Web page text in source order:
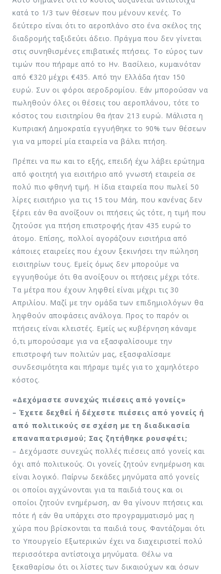
κατά το 1/3 των θέσεων που μένουν κενές. Το
δεύτερο είναι ότι το αεροπλάνο στο ένα σκέλος της
διαδρομής ταξιδεύει άδειο. Πράγμα που δεν γίνεται
στις συνηθισμένες επιβατικές πτήσεις. Το εύρος των
τιμών που πήραμε από το Ην. Βασίλειο, κυμαινόταν
από €320 μέχρι €435. Από την Ελλάδα ήταν 150
ευρώ. Συν οι φόροι αεροδρομίου. Εάν μπορούσαν να
πωληθούν όλες οι θέσεις του αεροπλάνου, τότε το
κόστος του εισιτηρίου θα ήταν 213 ευρώ. Μάλιστα η
Κυπριακή Δημοκρατία εγγυήθηκε το 90% των θέσεων
για να μπορεί μία εταιρεία να βάλει πτήση.
Πρέπει να πω και το εξής, επειδή έχω λάβει ερώτημα
από φοιτητή για εισιτήριο από γνωστή εταιρεία σε
πολύ πιο φθηνή τιμή. Η ίδια εταιρεία που πωλεί 50
λίρες εισιτήριο για τις 15 του Μάη, που κανένας δεν
ξέρει εάν θα ανοίξουν οι πτήσεις ώς τότε, η τιμή που
ζητούσε για πτήση επιστροφής ήταν 435 ευρώ το
άτομο. Επίσης, πολλοί αγοράζουν εισιτήρια από
κάποιες εταιρείες που έχουν ξεκινήσει την πώληση
εισιτηρίων τους. Εμείς όμως δεν μπορούμε να
εγγυηθούμε ότι θα ανοίξουν οι πτήσεις μέχρι τότε.
Τα μέτρα που έχουν ληφθεί είναι μέχρι τις 30
Απριλίου. Μαζί με την ομάδα των επιδημιολόγων θα
ληφθούν αποφάσεις ανάλογα. Προς το παρόν οι
πτήσεις είναι κλειστές. Εμείς ως κυβέρνηση κάναμε
ό,τι μπορούσαμε για να εξασφαλίσουμε την
επιστροφή των πολιτών μας, εξασφαλίσαμε
συνδεσιμότητα και πήραμε τιμές για το χαμηλότερο
κόστος.
«Δεχόμαστε συνεχώς πιέσεις από γονείς»
– Έχετε δεχθεί ή δέχεστε πιέσεις από γονείς ή
από πολιτικούς σε σχέση με τη διαδικασία
επαναπατρισμού; Σας ζητήθηκε ρουσφέτι;
– Δεχόμαστε συνεχώς πολλές πιέσεις από γονείς και
όχι από πολιτικούς. Οι γονείς ζητούν ενημέρωση και
είναι λογικό. Παίρνω δεκάδες μηνύματα από γονείς
οι οποίοι αγχώνονται για τα παιδιά τους και οι
οποίοι ζητούν ενημέρωση, αν θα γίνουν πτήσεις και
πότε ή εάν θα υπάρχει στο προγραμματισμό μας η
χώρα που βρίσκονται τα παιδιά τους. Φαντάζομαι ότι
το Υπουργείο Εξωτερικών έχει να διαχειριστεί πολύ
περισσότερα αντίστοιχα μηνύματα. Θέλω να
ξεκαθαρίσω ότι οι λίστες των δικαιούχων και όσων